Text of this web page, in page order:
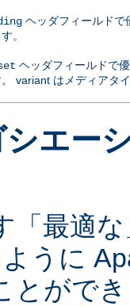
ヘッダフィールドで
。
ヘッダフィールドで
variant はメディアタ
エー
「最適
うに
とがで